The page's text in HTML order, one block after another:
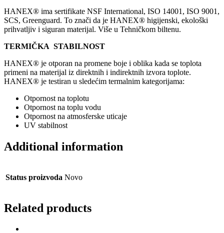
HANEX® ima sertifikate NSF International, ISO 14001, ISO 9001,
SCS, Greenguard. To znači da je HANEX® higijenski, ekološki
prihvatljiv i siguran materijal. Više u Tehničkom biltenu.
TERMIČKA STABILNOST
HANEX® je otporan na promene boje i oblika kada se toplota
primeni na materijal iz direktnih i indirektnih izvora toplote.
HANEX® je testiran u sledećim termalnim kategorijama:
Otpornost na toplotu
Otpornost na toplu vodu
Otpornost na atmosferske uticaje
UV stabilnost
Additional information
Status proizvoda Novo
Related products